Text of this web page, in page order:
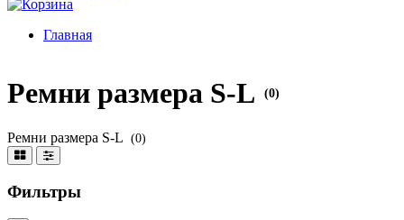
Главная
Ремни размера S-L (0)
Ремни размера S-L (0)
Фильтры